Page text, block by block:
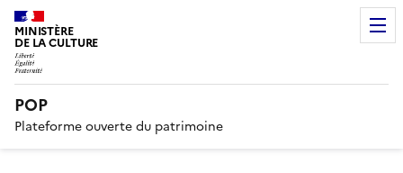
MINISTÈRE
DE LA CULTURE
POP
Plateforme ouverte du patrimoine